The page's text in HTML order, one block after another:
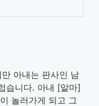
아내는 판사인 남
습니다. 아내 [알마]
놀러가게 되고 그